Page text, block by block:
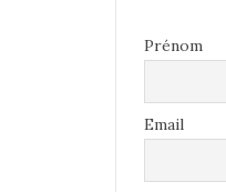
Prénom
Email